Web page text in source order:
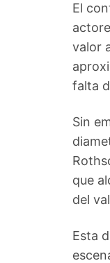
El
valor
falta
Sin
que
del
Esta